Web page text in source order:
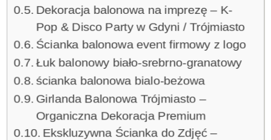
Dekoracja balonowa na imprezę – K-
Pop & Disco Party w Gdyni / Trójmiasto
Ścianka balonowa event firmowy z logo
Łuk balonowy biało‑srebrno‑granatowy
ścianka balonowa bialo-beżowa
Girlanda Balonowa Trójmiasto –
Organiczna Dekoracja Premium
Ekskluzywna Ścianka do Zdjęć –